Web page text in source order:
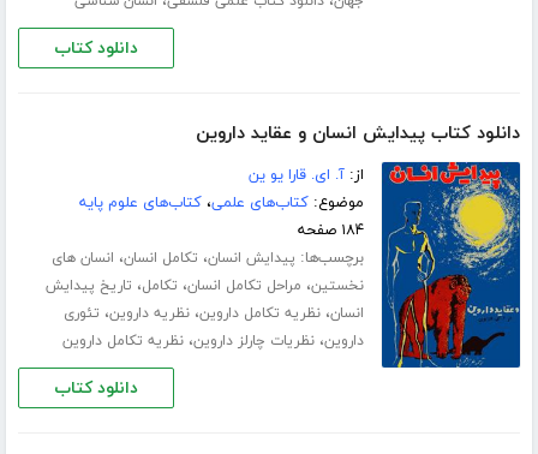
دانلود کتاب
دانلود کتاب پیدایش انسان و عقاید داروین
از:آ. ای. قارا یو ین
موضوع:کتاب‌های علمی،کتاب‌های علوم پایه
۱۸۴ صفحه
برچسب‌ها: پیدایش انسان، تکامل انسان، انسان های
نخستین، مراحل تکامل انسان، تکامل، تاریخ پیدایش
انسان،نظریه تکامل داروین،نظریه داروین، تئوری
داروین،نظریات چارلز داروین،نظریه تکامل داروین
دانلود کتاب